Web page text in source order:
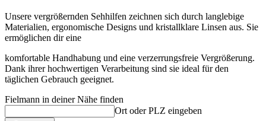
Unsere vergrößernden Sehhilfen zeichnen sich durch langlebige
Materialien, ergonomische Designs und kristallklare Linsen aus. Sie
ermöglichen dir eine
komfortable Handhabung und eine verzerrungsfreie Vergrößerung.
Dank ihrer hochwertigen Verarbeitung sind sie ideal für den
täglichen Gebrauch geeignet.
Fielmann in deiner Nähe finden
Ort oder PLZ eingeben